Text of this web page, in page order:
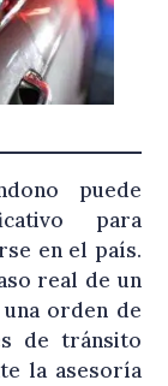
puede
para
en el país.
real de un
orden de
de tránsito
la asesoría